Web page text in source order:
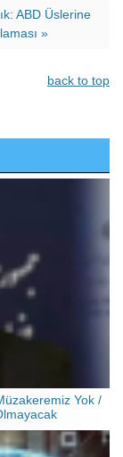
ABD Üslerine
»
back to top
Yok /